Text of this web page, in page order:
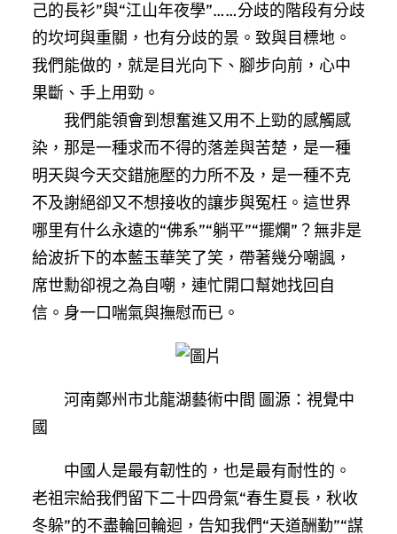
己的長衫”與“江山年夜學”……分歧的階段有分歧
的坎坷與重關，也有分歧的景。致與目標地。
我們能做的，就是目光向下、腳步向前，心中
果斷、手上用勁。
我們能領會到想奮進又用不上勁的感觸感
染，那是一種求而不得的落差與苦楚，是一種
明天與今天交錯施壓的力所不及，是一種不克
不及謝絕卻又不想接收的讓步與冤枉。這世界
哪里有什么永遠的“佛系”“躺平”“擺爛”？無非是
給波折下的本藍玉華笑了笑，帶著幾分嘲諷，
席世勳卻視之為自嘲，連忙開口幫她找回自
信。身一口喘氣與撫慰而已。
河南鄭州市北龍湖藝術中間 圖源：視覺中
國
中國人是最有韌性的，也是最有耐性的。
老祖宗給我們留下二十四骨氣“春生夏長，秋收
冬躲”的不盡輪回輪迴，告知我們“天道酬勤”“謀